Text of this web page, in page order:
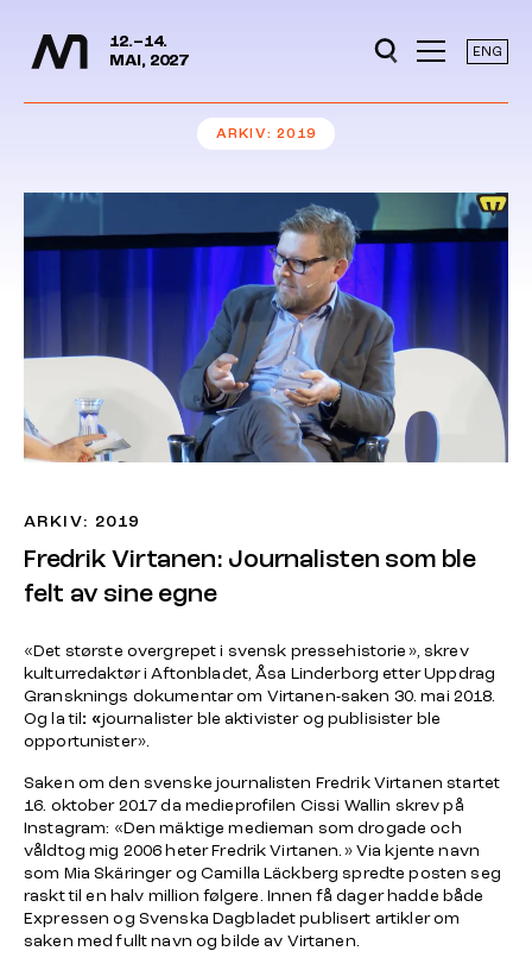
Hopp til hovedinnhold
12.–14.
MAI, 2027
ENG
ARKIV 2019
ARKIV: 2019
Fredrik Virtanen: Journalisten som ble
felt av sine egne
«Det største overgrepet i svensk pressehistorie», skrev
kulturredaktør i Aftonbladet, Åsa Linderborg etter Uppdrag
Gransknings dokumentar om Virtanen-saken 30. mai 2018.
Og la til : «journalister ble aktivister og publisister ble
opportunister».
Saken om den svenske journalisten Fredrik Virtanen startet
16. oktober 2017 da medieprofilen Cissi Wallin skrev på
Instagram: «Den mäktige medieman som drogade och
våldtog mig 2006 heter Fredrik Virtanen.» Via kjente navn
som Mia Skäringer og Camilla Läckberg spredte posten seg
raskt til en halv million følgere. Innen få dager hadde både
Expressen og Svenska Dagbladet publisert artikler om
saken med fullt navn og bilde av Virtanen.